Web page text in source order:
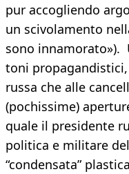
pur accogliendo
un scivolamento
sono innamorato»).
toni
russa che alle
(pochissime)
quale il presidente
politica e militare
“condensata”